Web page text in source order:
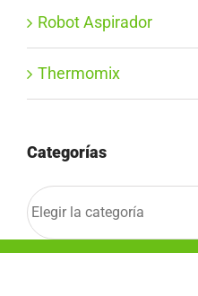
Robot Aspirador
Thermomix
Categorías
Categorías